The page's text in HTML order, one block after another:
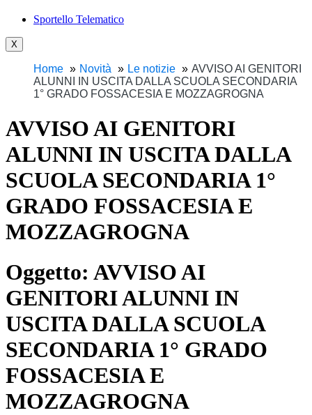
Sportello Telematico
X
Home Novità Le notizie
AVVISO AI GENITORI
ALUNNI IN USCITA DALLA SCUOLA SECONDARIA
1° GRADO FOSSACESIA E MOZZAGROGNA
AVVISO AI GENITORI
ALUNNI IN USCITA DALLA
SCUOLA SECONDARIA 1°
GRADO FOSSACESIA E
MOZZAGROGNA
Oggetto: AVVISO AI
GENITORI ALUNNI IN
USCITA DALLA SCUOLA
SECONDARIA 1° GRADO
FOSSACESIA E
MOZZAGROGNA